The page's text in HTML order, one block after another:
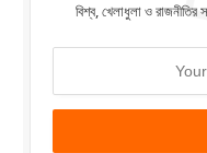
বিশ্ব, খেলাধুলা ও